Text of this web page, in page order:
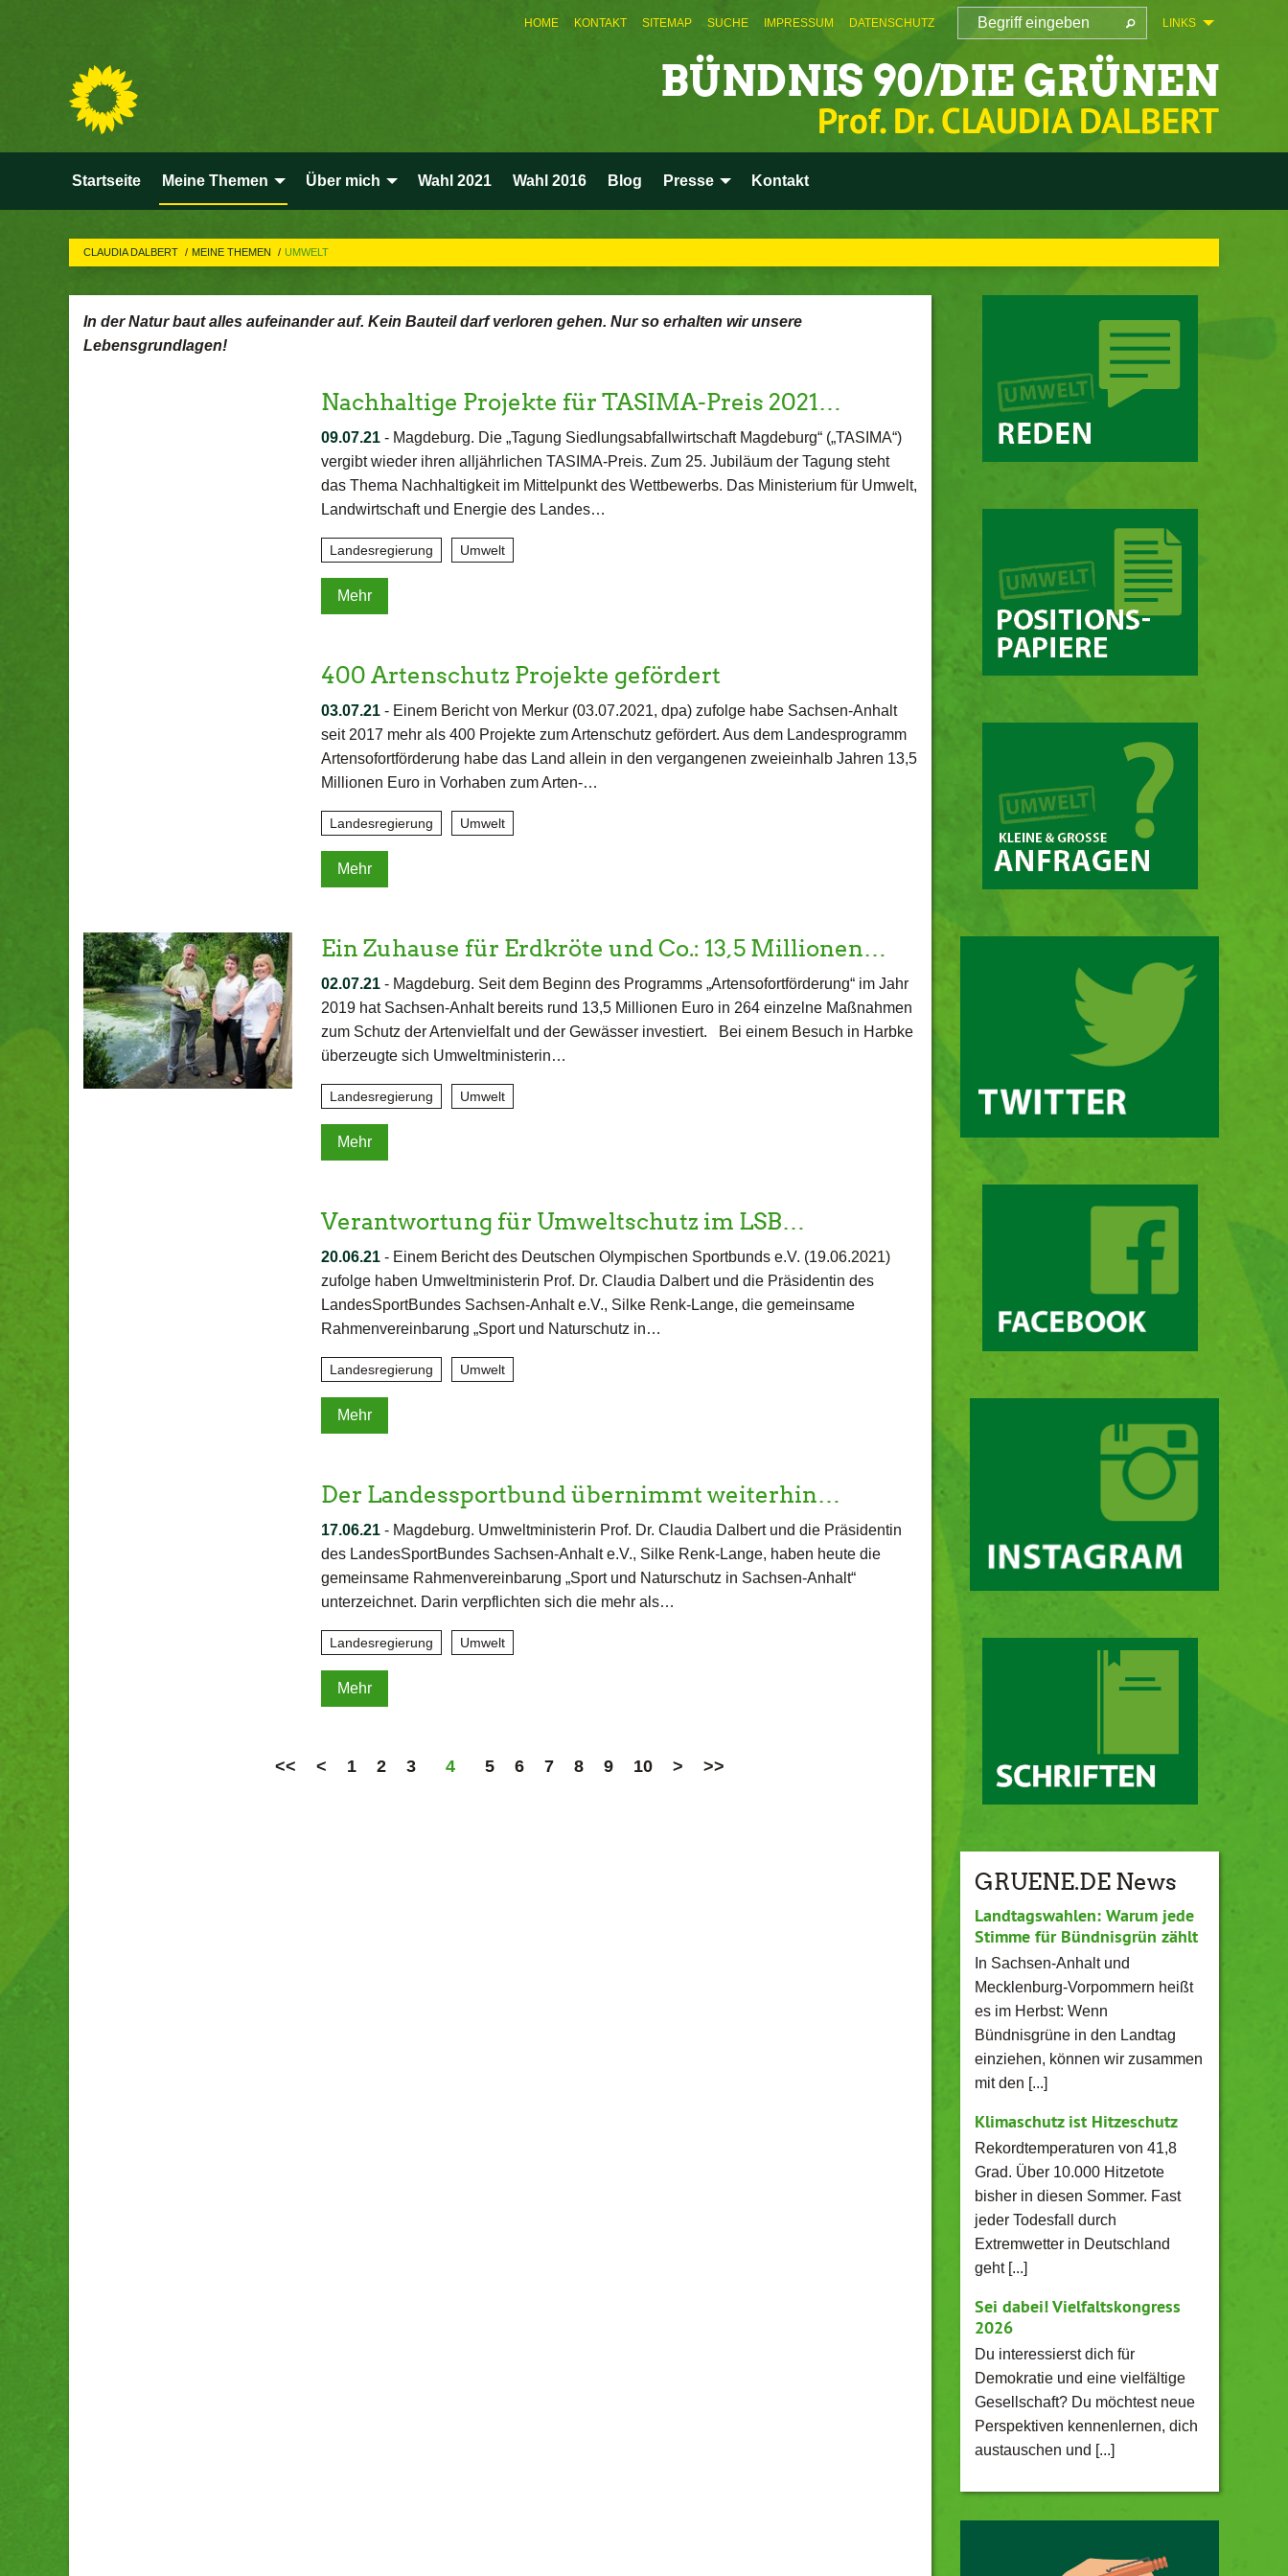
LINKS
HOME KONTAKT SITEMAP SUCHE IMPRESSUM DATENSCHUTZ
BÜNDNIS 90/DIE GRÜNEN
Prof. Dr. CLAUDIA DALBERT
Startseite Meine Themen Über mich Wahl 2021 Wahl 2016 Blog Presse Kontakt
CLAUDIA DALBERT MEINE THEMEN UMWELT
In der Natur baut alles aufeinander auf. Kein Bauteil darf verloren gehen. Nur so erhalten wir unsere
Lebensgrundlagen!
Nachhaltige Projekte für TASIMA-Preis 2021…
09.07.21- Magdeburg. Die „Tagung Siedlungsabfallwirtschaft Magdeburg“ („TASIMA“)
vergibt wieder ihren alljährlichen TASIMA-Preis. Zum 25. Jubiläum der Tagung steht
das Thema Nachhaltigkeit im Mittelpunkt des Wettbewerbs. Das Ministerium für Umwelt,
Landwirtschaft und Energie des Landes…
Landesregierung Umwelt
Mehr
400 Artenschutz Projekte gefördert
03.07.21- Einem Bericht von Merkur (03.07.2021, dpa) zufolge habe Sachsen-Anhalt
seit 2017 mehr als 400 Projekte zum Artenschutz gefördert. Aus dem Landesprogramm
Artensofortförderung habe das Land allein in den vergangenen zweieinhalb Jahren 13,5
Millionen Euro in Vorhaben zum Arten-…
Landesregierung Umwelt
Mehr
Ein Zuhause für Erdkröte und Co.: 13,5 Millionen…
02.07.21- Magdeburg. Seit dem Beginn des Programms „Artensofortförderung“ im Jahr
2019 hat Sachsen-Anhalt bereits rund 13,5 Millionen Euro in 264 einzelne Maßnahmen
zum Schutz der Artenvielfalt und der Gewässer investiert. Bei einem Besuch in Harbke
überzeugte sich Umweltministerin…
Landesregierung Umwelt
Mehr
Verantwortung für Umweltschutz im LSB…
20.06.21- Einem Bericht des Deutschen Olympischen Sportbunds e.V. (19.06.2021)
zufolge haben Umweltministerin Prof. Dr. Claudia Dalbert und die Präsidentin des
LandesSportBundes Sachsen-Anhalt e.V., Silke Renk-Lange, die gemeinsame
Rahmenvereinbarung „Sport und Naturschutz in…
Landesregierung Umwelt
Mehr
Der Landessportbund übernimmt weiterhin…
17.06.21- Magdeburg. Umweltministerin Prof. Dr. Claudia Dalbert und die Präsidentin
des LandesSportBundes Sachsen-Anhalt e.V., Silke Renk-Lange, haben heute die
gemeinsame Rahmenvereinbarung „Sport und Naturschutz in Sachsen-Anhalt“
unterzeichnet. Darin verpflichten sich die mehr als…
Landesregierung Umwelt
Mehr
<< < 1 2 3 4 5 6 7 8 9 10 > >>
GRUENE.DE News
Landtagswahlen: Warum jede
Stimme für Bündnisgrün zählt
In Sachsen-Anhalt und
Mecklenburg-Vorpommern heißt
es im Herbst: Wenn
Bündnisgrüne in den Landtag
einziehen, können wir zusammen
mit den [...]
Klimaschutz ist Hitzeschutz
Rekordtemperaturen von 41,8
Grad. Über 10.000 Hitzetote
bisher in diesen Sommer. Fast
jeder Todesfall durch
Extremwetter in Deutschland
geht [...]
Sei dabei! Vielfaltskongress
2026
Du interessierst dich für
Demokratie und eine vielfältige
Gesellschaft? Du möchtest neue
Perspektiven kennenlernen, dich
austauschen und [...]